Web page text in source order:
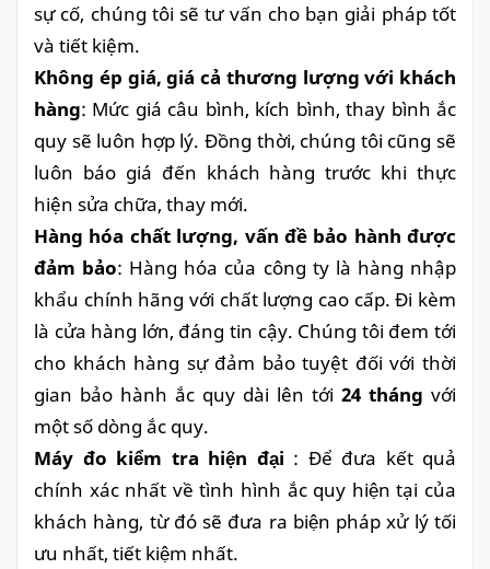
sự cố, chúng tôi sẽ tư vấn cho bạn giải pháp tốt
và tiết kiệm.
Không ép giá, giá cả thương lượng với khách
hàng: Mức giá câu bình, kích bình, thay bình ắc
quy sẽ luôn hợp lý. Đồng thời, chúng tôi cũng sẽ
luôn báo giá đến khách hàng trước khi thực
hiện sửa chữa, thay mới.
Hàng hóa chất lượng, vấn đề bảo hành được
đảm bảo: Hàng hóa của công ty là hàng nhập
khẩu chính hãng với chất lượng cao cấp. Đi kèm
là cửa hàng lớn, đáng tin cậy. Chúng tôi đem tới
cho khách hàng sự đảm bảo tuyệt đối với thời
gian bảo hành ắc quy dài lên tới 24 tháng với
một số dòng ắc quy.
Máy đo kiểm tra hiện đại : Để đưa kết quả
chính xác nhất về tình hình ắc quy hiện tại của
khách hàng, từ đó sẽ đưa ra biện pháp xử lý tối
ưu nhất, tiết kiệm nhất.